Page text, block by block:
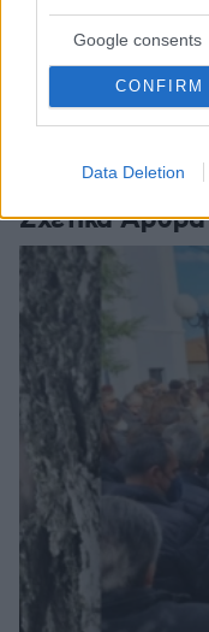
Google consents
CONFIRM
Data Deletion
Σχετικά
Ακολουθήστε το
και μάθετε πρώτοι
Δείτε όλες τις
και τον Κόσμο, τη